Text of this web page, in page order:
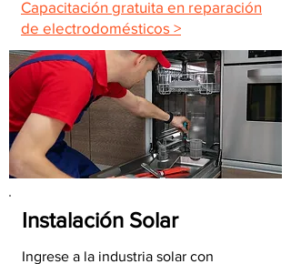
Capacitación gratuita en reparación
de electrodomésticos >
Instalación Solar
Ingrese a la industria solar con